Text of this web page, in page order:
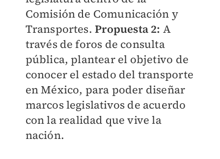
Comisión de Comunicación y
Transportes.Propuesta 2: A
través de foros de consulta
pública, plantear el objetivo de
conocer el estado del transporte
en México, para poder diseñar
marcos legislativos de acuerdo
con la realidad que vive la
nación.